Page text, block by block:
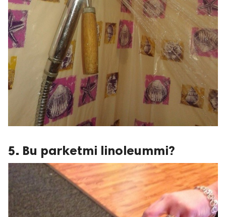
5. Bu parketmi linoleummi?